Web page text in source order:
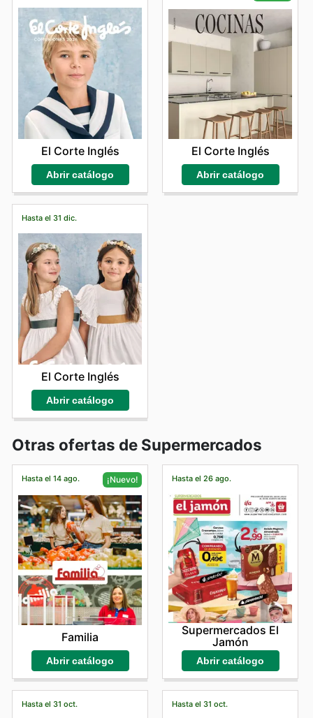
El Corte Inglés
Abrir catálogo
El Corte Inglés
Abrir catálogo
Hasta el 31 dic.
El Corte Inglés
Abrir catálogo
Otras ofertas de Supermercados
Hasta el 14 ago. ¡Nuevo!
Familia
Abrir catálogo
Hasta el 26 ago.
Supermercados El
Jamón
Abrir catálogo
Hasta el 31 oct. Hasta el 31 oct.